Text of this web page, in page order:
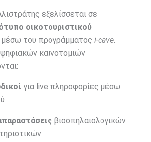
εξελίσσεται σε
οικοτουριστικού
του προγράμματος i-cave.
καινοτομιών
για live πληροφορίες μέσω
βιοσπηλαιολογικών